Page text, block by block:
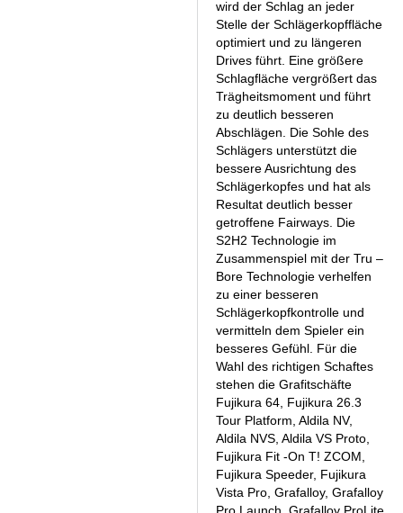
wird der Schlag an jeder
Stelle der Schlägerkopffläche
optimiert und zu längeren
Drives führt. Eine größere
Schlagfläche vergrößert das
Trägheitsmoment und führt
zu deutlich besseren
Abschlägen. Die Sohle des
Schlägers unterstützt die
bessere Ausrichtung des
Schlägerkopfes und hat als
Resultat deutlich besser
getroffene Fairways. Die
S2H2 Technologie im
Zusammenspiel mit der Tru –
Bore Technologie verhelfen
zu einer besseren
Schlägerkopfkontrolle und
vermitteln dem Spieler ein
besseres Gefühl. Für die
Wahl des richtigen Schaftes
stehen die Grafitschäfte
Fujikura 64, Fujikura 26.3
Tour Platform, Aldila NV,
Aldila NVS, Aldila VS Proto,
Fujikura Fit -On T! ZCOM,
Fujikura Speeder, Fujikura
Vista Pro, Grafalloy, Grafalloy
Pro Launch, Grafalloy ProLite